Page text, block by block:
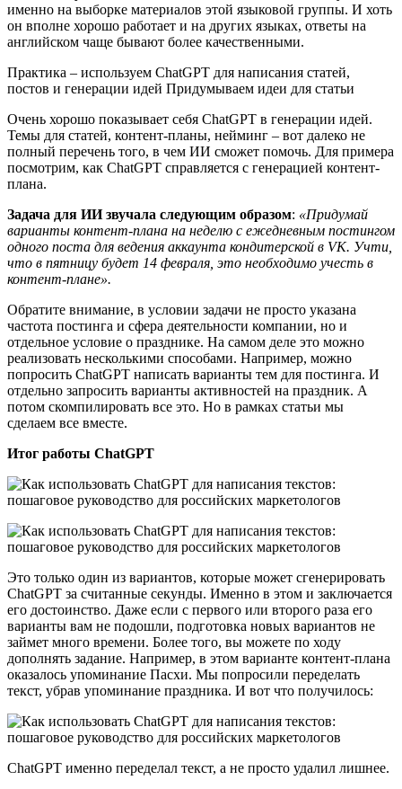
именно на выборке материалов этой языковой группы. И хоть
он вполне хорошо работает и на других языках, ответы на
английском чаще бывают более качественными.
Практика – используем ChatGPT для написания статей,
постов и генерации идей Придумываем идеи для статьи
Очень хорошо показывает себя ChatGPT в генерации идей.
Темы для статей, контент-планы, нейминг – вот далеко не
полный перечень того, в чем ИИ сможет помочь. Для примера
посмотрим, как ChatGPT справляется с генерацией контент-
плана.
Задача для ИИ звучала следующим образом: «Придумай
варианты контент-плана на неделю с ежедневным постингом
одного поста для ведения аккаунта кондитерской в VK. Учти,
что в пятницу будет 14 февраля, это необходимо учесть в
контент-плане».
Обратите внимание, в условии задачи не просто указана
частота постинга и сфера деятельности компании, но и
отдельное условие о празднике. На самом деле это можно
реализовать несколькими способами. Например, можно
попросить ChatGPT написать варианты тем для постинга. И
отдельно запросить варианты активностей на праздник. А
потом скомпилировать все это. Но в рамках статьи мы
сделаем все вместе.
Итог работы ChatGPT
Это только один из вариантов, которые может сгенерировать
ChatGPT за считанные секунды. Именно в этом и заключается
его достоинство. Даже если с первого или второго раза его
варианты вам не подошли, подготовка новых вариантов не
займет много времени. Более того, вы можете по ходу
дополнять задание. Например, в этом варианте контент-плана
оказалось упоминание Пасхи. Мы попросили переделать
текст, убрав упоминание праздника. И вот что получилось:
ChatGPT именно переделал текст, а не просто удалил лишнее.